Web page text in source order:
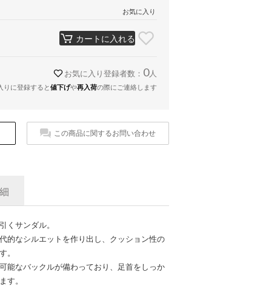
お気に入り
カートに入れる
お気に入り登録者数： 0人
りに登録すると値下げや再入荷の際にご連絡します
この商品に関するお問い合わせ
くサンダル。
的なシルエットを作り出し、クッション性の
。
能なバックルが備わっており、足首をしっか
す。